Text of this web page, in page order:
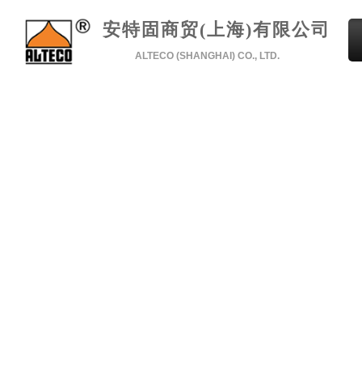
安特固商贸(上海)有限公司
ALTECO (SHANGHAI) CO., LTD.